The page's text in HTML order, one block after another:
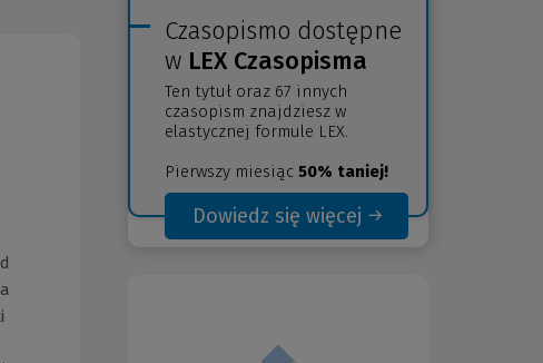
Czasopismo dostępne
w LEX Czasopisma
Ten tytuł oraz 67 innych
czasopism znajdziesz w
elastycznej formule LEX.
Pierwszy miesiąc 50% taniej!
Dowiedz się więcej
(Nowe
(Link